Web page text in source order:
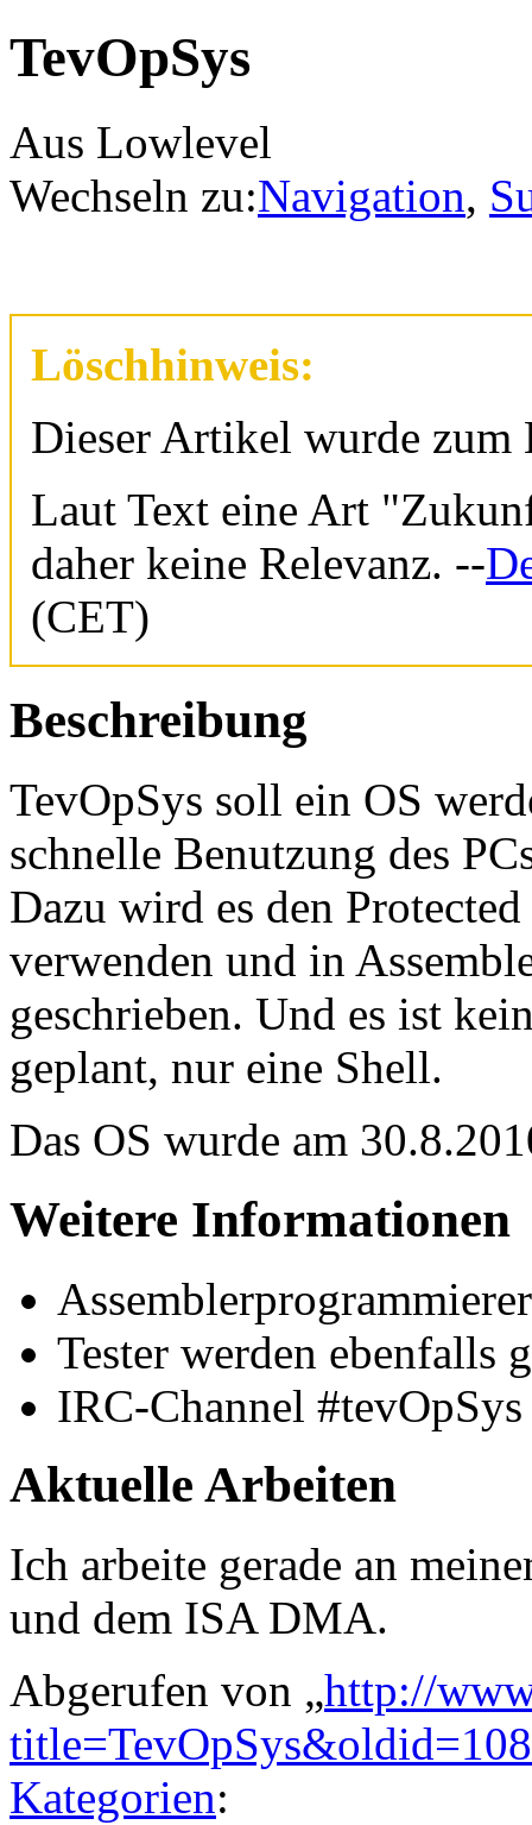
TevOpSys
Aus Lowlevel
Wechseln zu:Navigation,
Löschhinweis:
Dieser Artikel wurde zum
Laut Text eine Art
daher keine Relevanz. --
(CET)
Beschreibung
TevOpSys soll ein OS
schnelle Benutzung des
Dazu wird es den
verwenden und in
geschrieben. Und es ist
geplant, nur eine Shell.
Das OS wurde am
Weitere Informationen
Tester werden ebenfalls
IRC-Channel
Aktuelle Arbeiten
Ich arbeite gerade an
und dem ISA DMA.
Abgerufen von „http://
Kategorien: